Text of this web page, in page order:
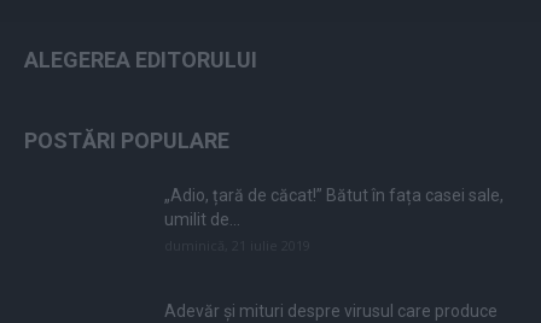
ALEGEREA EDITORULUI
POSTĂRI POPULARE
„Adio, țară de căcat!” Bătut în fața casei sale,
umilit de...
Adevăr și mituri despre virusul care produce